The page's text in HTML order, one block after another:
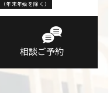
（年末年始を除く）
相談ご予約